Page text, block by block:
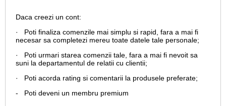
Daca creezi un cont:
· Poti finaliza comenzile mai simplu si rapid, fara a mai fi
necesar sa completezi mereu toate datele tale personale;
· Poti urmari starea comenzii tale, fara a mai fi nevoit sa
suni la departamentul de relatii cu clientii;
· Poti acorda rating si comentarii la produsele preferate;
- Poti deveni un membru premium